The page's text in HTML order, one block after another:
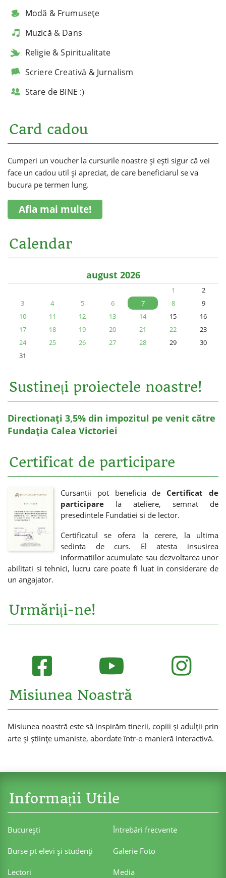
Modă & Frumusețe
Muzică & Dans
Religie & Spiritualitate
Scriere Creativă & Jurnalism
Stare de BINE :)
Card cadou
Cumperi un voucher la cursurile noastre și ești sigur că vei
face un cadou util și apreciat, de care beneficiarul se va
bucura pe termen lung.
Afla mai multe!
Calendar
august 2026
1
2
3
4 5 6 7 8
9
10
11 12 13 14 15
16
17
18 19 20 21 22
23
24
25 26 27 28 29
30
31
Sustineți proiectele noastre!
Directionați 3,5% din impozitul pe venit către
Fundația Calea Victoriei
Certificat de participare
Cursantii pot beneficia de Certificat de
participare la ateliere, semnat de
presedintele Fundatiei si de lector.
Certificatul se ofera la cerere, la ultima
sedinta de curs. El atesta insusirea
informatiilor acumulate sau dezvoltarea unor
abilitati si tehnici, lucru care poate fi luat in considerare de
un angajator.
Urmăriți-ne!
Misiunea Noastră
Misiunea noastră este să inspirăm tinerii, copiii și adulții prin
arte și științe umaniste, abordate într-o manieră interactivă.
Informații Utile
Bucureşti Întrebări frecvente
Burse pt elevi şi studenţi Galerie Foto
Lectori Media